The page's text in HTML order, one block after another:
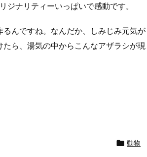
ナリティーいっぱいで感動です。
んですね。なんだか、しみじみ元気が
ら、湯気の中からこんなアザラシが現
 動物